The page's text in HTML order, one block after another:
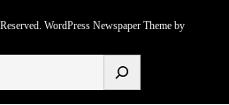
WordPress Newspaper Themeby